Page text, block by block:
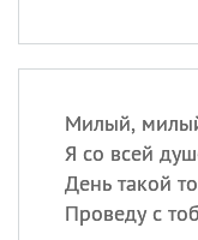
Милый,
Я со всей
День такой
Проведу с